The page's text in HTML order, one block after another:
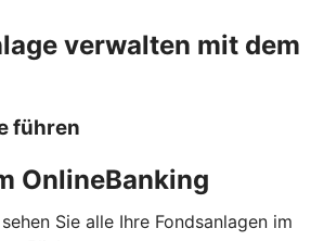
verwalten mit dem
führen
OnlineBanking
Sie alle Ihre Fondsanlagen im